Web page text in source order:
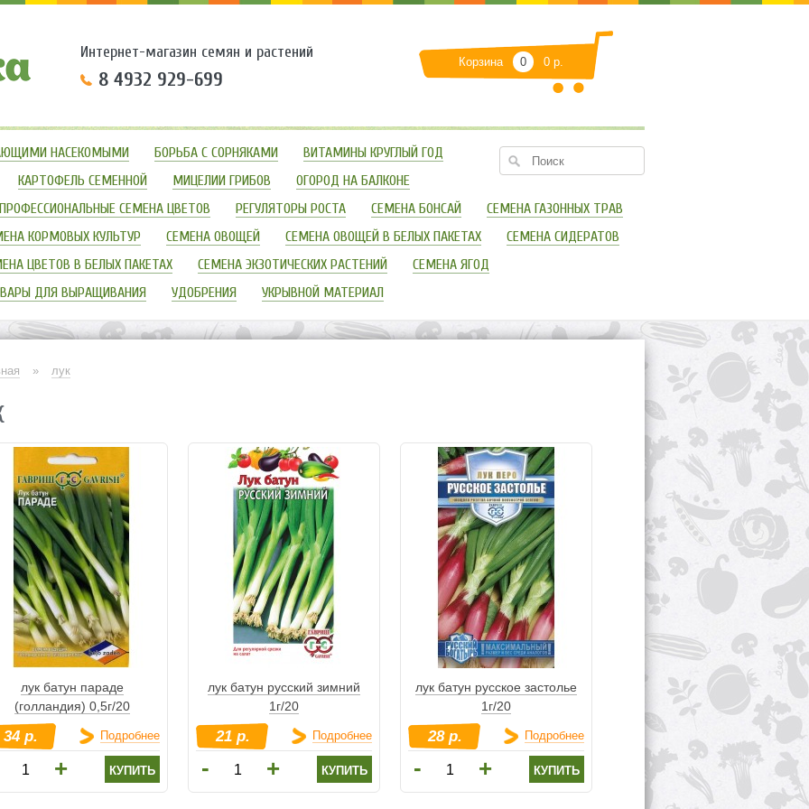
Интернет-магазин семян и растений
8 4932 929-699
Корзина 0 0 р.
НАСЕКОМЫМИ БОРЬБА С СОРНЯКАМИ
ВИТАМИНЫ КРУГЛЫЙ ГОД
КАРТОФЕЛЬ СЕМЕННОЙ
МИЦЕЛИИ ГРИБОВ
ОГОРОД НА БАЛКОНЕ
ПРОФЕССИОНАЛЬНЫЕ СЕМЕНА ЦВЕТОВ
РЕГУЛЯТОРЫ РОСТА СЕМЕНА БОНСАЙ
СЕМЕНА ГАЗОННЫХ ТРАВ
КОРМОВЫХ КУЛЬТУР
СЕМЕНА ОВОЩЕЙ СЕМЕНА ОВОЩЕЙ В БЕЛЫХ ПАКЕТАХ
СЕМЕНА СИДЕРАТОВ
ЦВЕТОВ В БЕЛЫХ ПАКЕТАХ
СЕМЕНА ЭКЗОТИЧЕСКИХ РАСТЕНИЙ
СЕМЕНА ЯГОД
ДЛЯ ВЫРАЩИВАНИЯ
УДОБРЕНИЯ УКРЫВНОЙ МАТЕРИАЛ
» лук
лук батун параде
(голландия) 0,5г/20
34 р. Подробнее
+ купить
лук батун русский зимний
1г/20
21 р. Подробнее
- + купить
лук батун русское застолье
1г/20
28 р. Подробнее
- + купить